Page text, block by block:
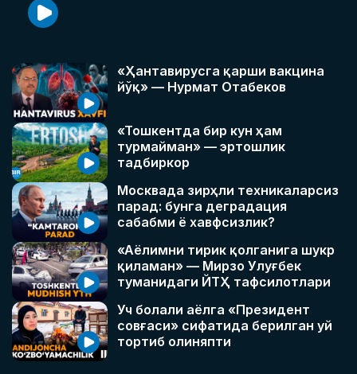
«Ҳантавирусга қарши вакцина
йўқ» — Нурмат Отабеков
«Тошкентда бир кун ҳам
турмайман» — эртошлик
тадбиркор
Москвада зирҳли техникаларсиз
парад: бунга деградация
сабабми ё хавфсизлик?
«Аёлимни тирик қолганига шукр
қиламан» — Мирзо Улуғбек
туманидаги ЙТҲ тафсилотлари
Уч болали аёлга «Президент
совғаси» сифатида берилган уй
тортиб олиняпти